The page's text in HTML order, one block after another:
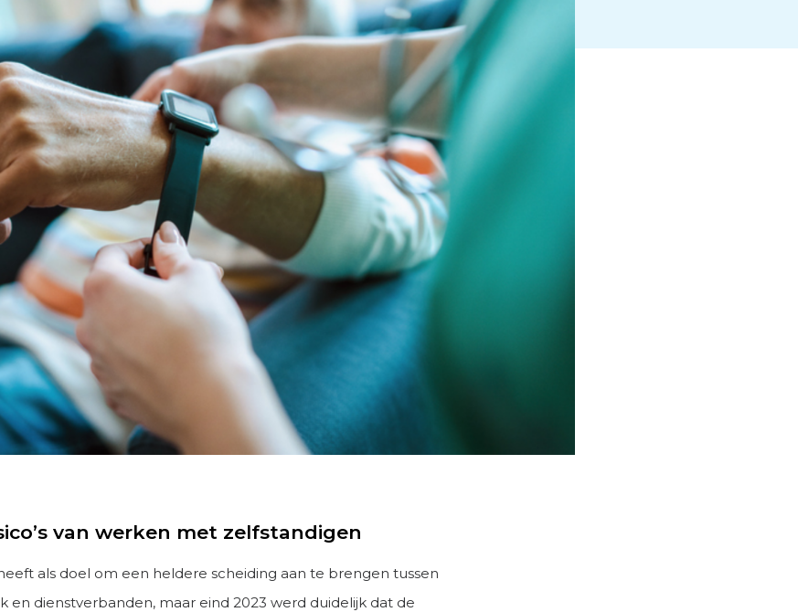
van werken met zelfstandigen
als doel om een heldere scheiding aan te brengen tussen
en dienstverbanden, maar eind 2023 werd duidelijk dat de